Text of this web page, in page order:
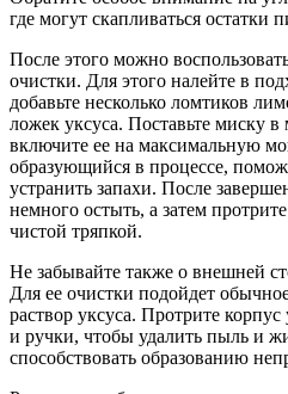
где могут скапливаться остатки
После этого можно
очистки. Для этого налейте в
добавьте несколько ломтиков
ложек уксуса. Поставьте миску
включите ее на максимальную
образующийся в процессе,
устранить запахи. После
немного остыть, а затем
чистой тряпкой.
Не забывайте также о внешней
Для ее очистки подойдет
раствор уксуса. Протрите
и ручки, чтобы удалить пыль и
способствовать образованию